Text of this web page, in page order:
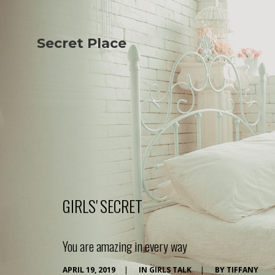
Secret Place Info
About Us
Our Studio
Our Team
Contact Us
Blog
Studio
Victoria
Napoleon
Tiffany Love
Coffee & Tea
Apartment
Paperwork
GIRLS' SECRET
You are amazing in every way
APRIL 19, 2019 | IN GIRLS TALK | BYTIFFANY